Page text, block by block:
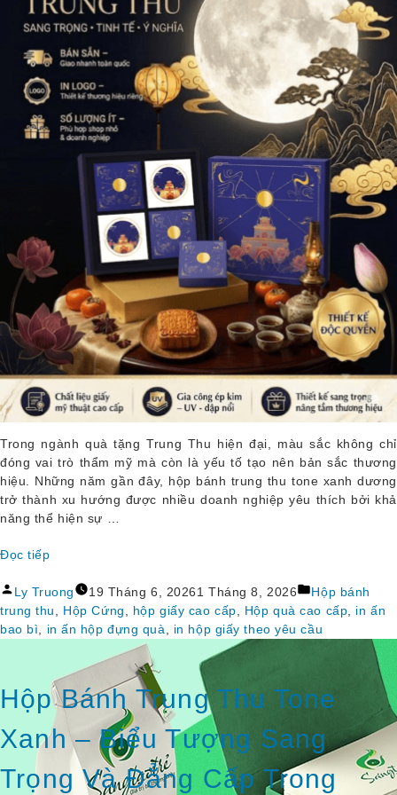
Trong ngành quà tặng Trung Thu hiện đại, màu sắc không chỉ
đóng vai trò thẩm mỹ mà còn là yếu tố tạo nên bản sắc thương
hiệu. Những năm gần đây, hộp bánh trung thu tone xanh dương
trở thành xu hướng được nhiều doanh nghiệp yêu thích bởi khả
năng thể hiện sự …
Đọc tiếp
Bánh
Trung
Thu
Dương
–
Xu
Hướng
Thiết
Kế
Đăng
bởi
Ly Truong 19 Tháng 6, 20261 Tháng 8, 2026
Đăng
trong
Hộp bánh
trung thu
Hộp Cứng hộp giấy cao cấp Hộp quà cao cấp
in ấn
bao bì
in ấn hộp đựng quà in hộp giấy theo yêu cầu
Hộp Bánh Trung Thu Tone
Xanh – Biểu Tượng Sang
Trọng Và Đẳng Cấp Trong